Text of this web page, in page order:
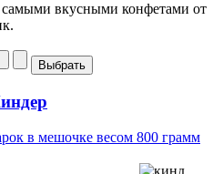
вкусными конфетами от